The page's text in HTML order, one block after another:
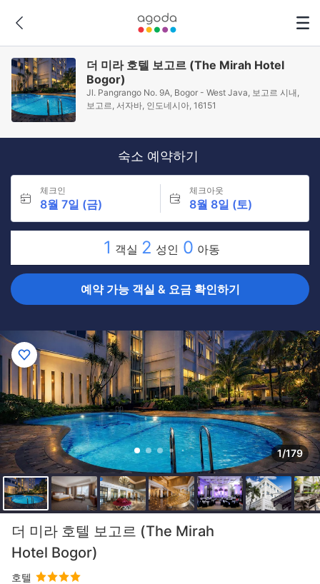
더 미라 호텔 보고르 (The Mirah Hotel
Bogor)
Jl. Pangrango No. 9A, Bogor - West Java, 보고르 시내,
보고르, 서자바, 인도네시아, 16151
숙소 예약하기
체크인
8월 7일 (금)
체크아웃
8월 8일 (토)
1 객실 2 성인 0 아동
예약 가능 객실 & 요금 확인하기
1/179
더 미라 호텔 보고르 (The Mirah
Hotel Bogor)
호텔